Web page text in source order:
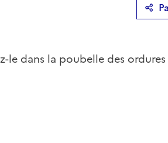
dans la poubelle des ordures